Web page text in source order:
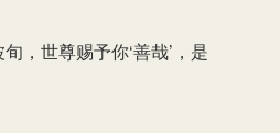
，世尊赐予你‘善哉’，是